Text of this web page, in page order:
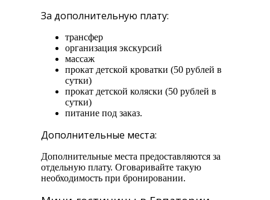
За дополнительную плату:
трансфер
организация экскурсий
массаж
прокат детской кроватки (50 рублей в
сутки)
прокат детской коляски (50 рублей в
сутки)
питание под заказ.
Дополнительные места:
Дополнительные места предоставляются за
отдельную плату. Оговаривайте такую
необходимость при бронировании.